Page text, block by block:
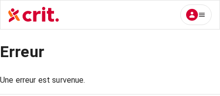
Erreur
Une erreur est survenue.